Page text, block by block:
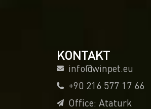
KONTAKT
info@winpet.eu
+90 216 577 17 66
Office: Ataturk